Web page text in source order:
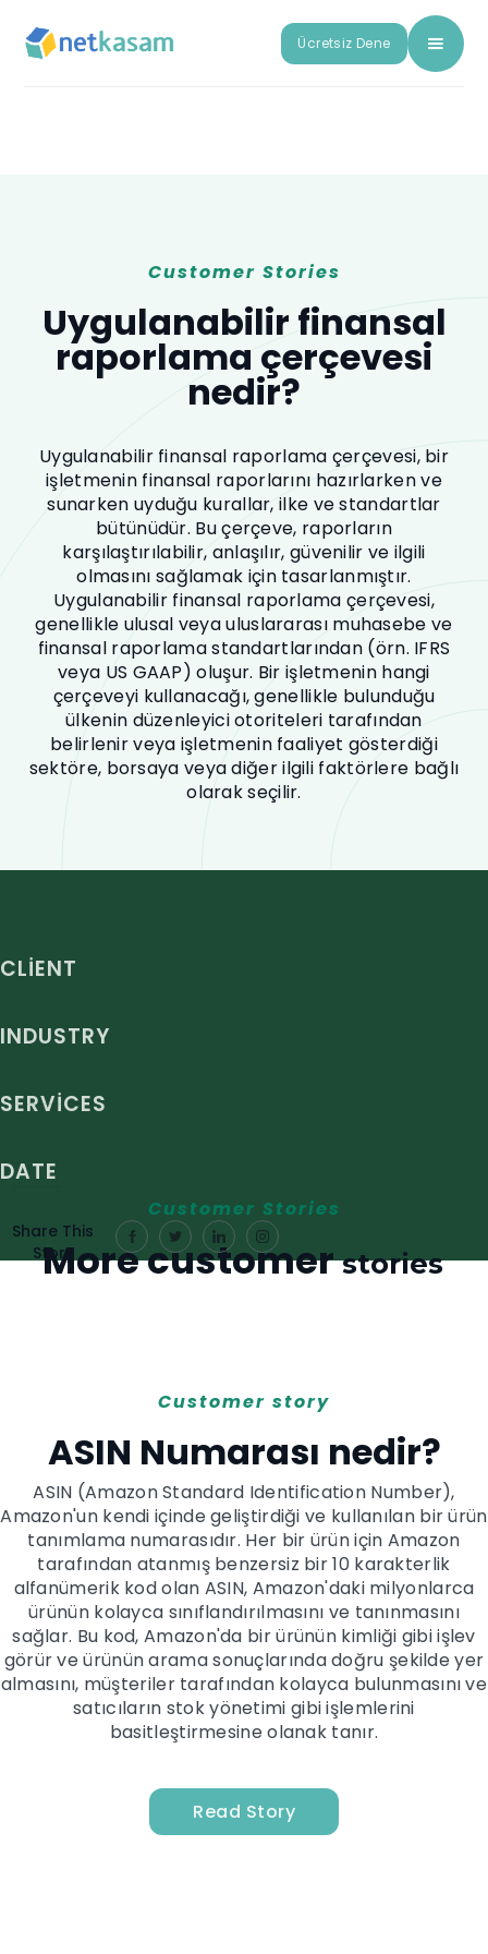
Ücretsiz Dene
Customer Stories
Uygulanabilir finansal
raporlama çerçevesi
nedir?
Uygulanabilir finansal raporlama çerçevesi, bir
işletmenin finansal raporlarını hazırlarken ve
sunarken uyduğu kurallar, ilke ve standartlar
bütünüdür. Bu çerçeve, raporların
karşılaştırılabilir, anlaşılır, güvenilir ve ilgili
olmasını sağlamak için tasarlanmıştır.
Uygulanabilir finansal raporlama çerçevesi,
genellikle ulusal veya uluslararası muhasebe ve
finansal raporlama standartlarından (örn. IFRS
veya US GAAP) oluşur. Bir işletmenin hangi
çerçeveyi kullanacağı, genellikle bulunduğu
ülkenin düzenleyici otoriteleri tarafından
belirlenir veya işletmenin faaliyet gösterdiği
sektöre, borsaya veya diğer ilgili faktörlere bağlı
olarak seçilir.
CLIENT
INDUSTRY
SERVICES
DATE
Share This
Story
Customer Stories
More customerstories
Customer story
ASIN Numarası nedir?
ASIN (Amazon Standard Identification Number),
Amazon'un kendi içinde geliştirdiği ve kullanılan bir ürün
tanımlama numarasıdır. Her bir ürün için Amazon
tarafından atanmış benzersiz bir 10 karakterlik
alfanümerik kod olan ASIN, Amazon'daki milyonlarca
ürünün kolayca sınıflandırılmasını ve tanınmasını
sağlar. Bu kod, Amazon'da bir ürünün kimliği gibi işlev
görür ve ürünün arama sonuçlarında doğru şekilde yer
almasını, müşteriler tarafından kolayca bulunmasını ve
satıcıların stok yönetimi gibi işlemlerini
basitleştirmesine olanak tanır.
Read Story